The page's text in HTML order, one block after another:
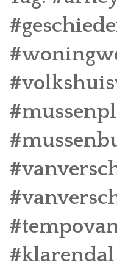
GESCHIEDENIS
MONUMENTEN
KAREL VAN GELRE
ACTIVITEITEN
OVER ONS
CONTACT
#klarendal